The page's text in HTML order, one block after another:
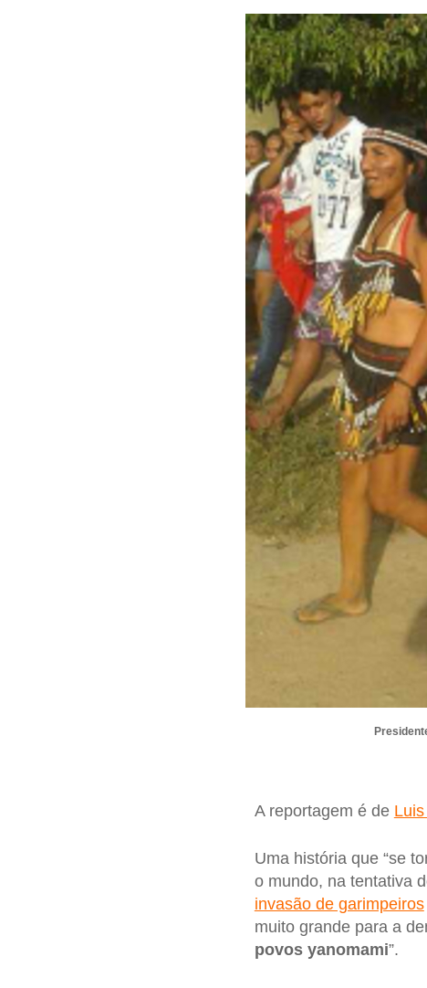
A reportagem é de
Uma história que “se
o mundo, na tentativa
invasão de garimpeiros
muito grande para a
povos yanomami”.